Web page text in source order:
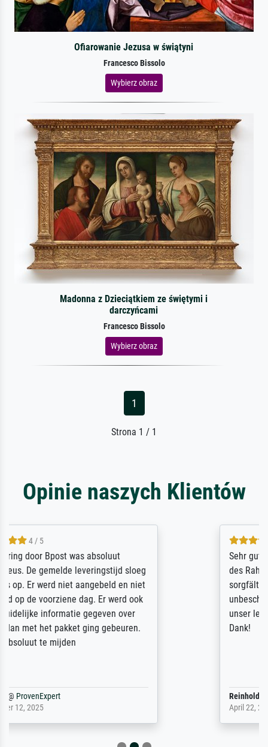
Ofiarowanie Jezusa w świątyni
Francesco Bissolo
Wybierz obraz
Madonna z Dzieciątkiem ze świętymi i
darczyńcami
Francesco Bissolo
Wybierz obraz
1
Strona 1 / 1
Opinie naszych Klientów
Sehr gute Qualität des Leinwanddrucks und
des Rahmens! Unser Bild wurde sehr
sorgfältig und sicher verpackt, so dass es
unbeschadet bei uns ankam. Es wird nicht
unser letzter Meisterdruck sein. Vielen
Dank!
Reinhold,